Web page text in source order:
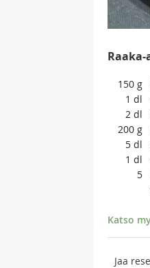
150 g
1 dl
2 dl
200 g
5 dl
1 dl
5
Katso
Jaa